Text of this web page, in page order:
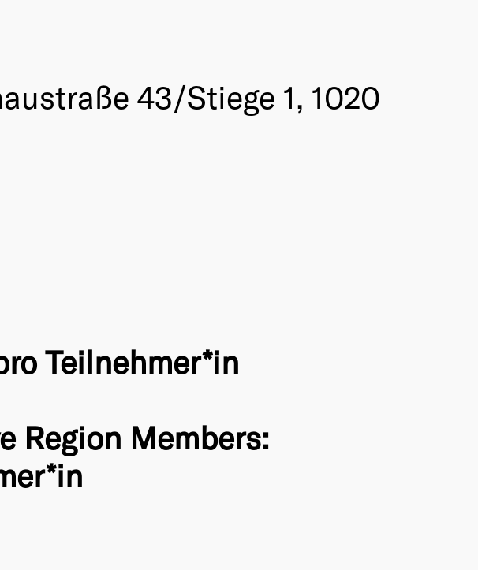
43/Stiege 1, 1020
Teilnehmer*in
Region Members: